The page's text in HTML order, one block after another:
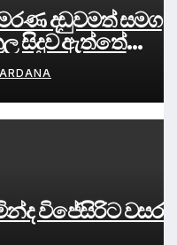
දඩුවමත් සමග
සිදුව ඇත්තේ
විජේසිරිට වසර